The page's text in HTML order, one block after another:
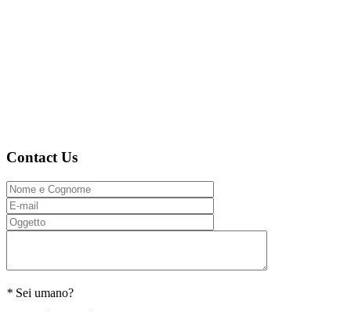
Contact Us
* Sei umano?